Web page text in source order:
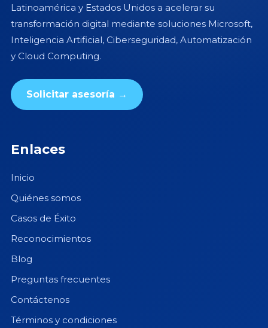
Latinoamérica y Estados Unidos a acelerar su
transformación digital mediante soluciones Microsoft,
Inteligencia Artificial, Ciberseguridad, Automatización
y Cloud Computing.
Solicitar asesoría →
Enlaces
Inicio
Quiénes somos
Casos de Éxito
Reconocimientos
Blog
Preguntas frecuentes
Contáctenos
Términos y condiciones